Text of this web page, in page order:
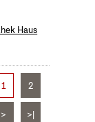
Haus
1 2
> >|